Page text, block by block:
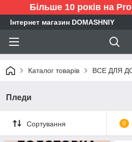
Більше 10 років на
Інтернет магазин DOMASHNIY
Каталог товарів ВСЕ ДЛЯ
Пледи
Сортування 0